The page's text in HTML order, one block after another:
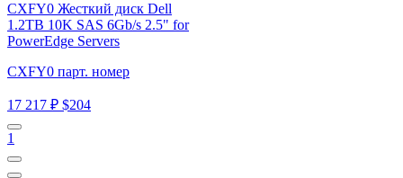
CXFY0 Жесткий диск Dell
1.2TB 10K SAS 6Gb/s 2.5" for
PowerEdge Servers
CXFY0 парт. номер
17 217 ₽ $204
1